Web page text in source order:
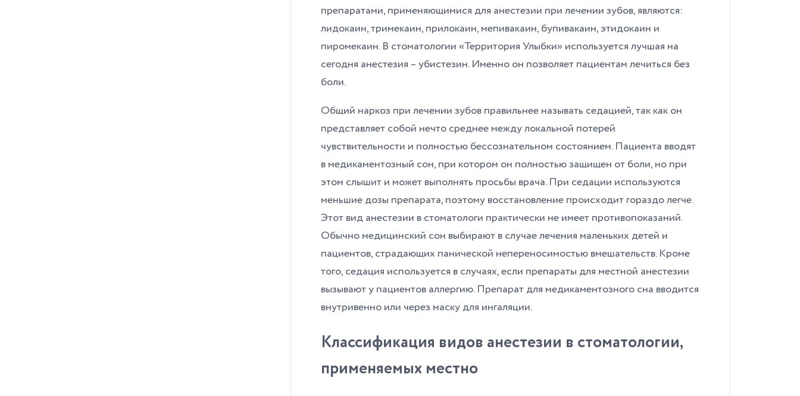
препаратами, применяющимися для анестезии при лечении зубов, являются:
лидокаин, тримекаин, прилокаин, мепивакаин, бупивакаин, этидокаин и
пиромекаин. В стоматологии «Территория Улыбки» используется лучшая на
сегодня анестезия – убистезин. Именно он позволяет пациентам лечиться без
боли.
Общий наркоз при лечении зубов правильнее называть седацией, так как он
представляет собой нечто среднее между локальной потерей
чувствительности и полностью бессознательном состоянием. Пациента вводят
в медикаментозный сон, при котором он полностью защищен от боли, но при
этом слышит и может выполнять просьбы врача. При седации используются
меньшие дозы препарата, поэтому восстановление происходит гораздо легче.
Этот вид анестезии в стоматологи практически не имеет противопоказаний.
Обычно медицинский сон выбирают в случае лечения маленьких детей и
пациентов, страдающих панической непереносимостью вмешательств. Кроме
того, седация используется в случаях, если препараты для местной анестезии
вызывают у пациентов аллергию. Препарат для медикаментозного сна вводится
внутривенно или через маску для ингаляции.
Классификация видов анестезии в стоматологии,
применяемых местно